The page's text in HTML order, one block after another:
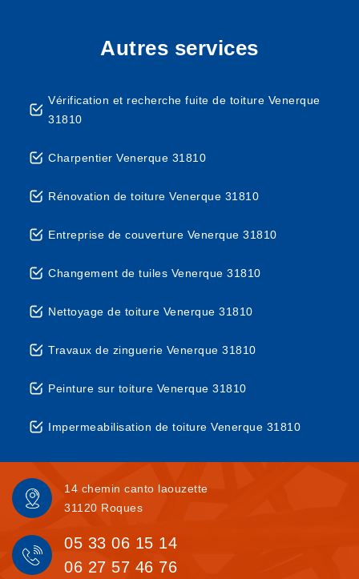
Autres services
Vérification et recherche fuite de toiture Venerque
31810
Charpentier Venerque 31810
Rénovation de toiture Venerque 31810
Entreprise de couverture Venerque 31810
Changement de tuiles Venerque 31810
Nettoyage de toiture Venerque 31810
Travaux de zinguerie Venerque 31810
Peinture sur toiture Venerque 31810
Impermeabilisation de toiture Venerque 31810
14 chemin canto laouzette
31120 Roques
05 33 06 15 14
06 27 57 46 76